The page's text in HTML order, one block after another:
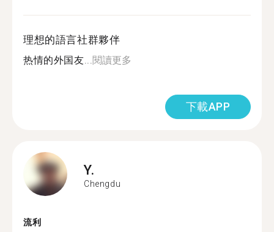
理想的語言社群夥伴
热情的外国友...閱讀更多
下載APP
Y.
Chengdu
流利